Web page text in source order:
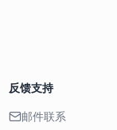
反馈支持
邮件联系